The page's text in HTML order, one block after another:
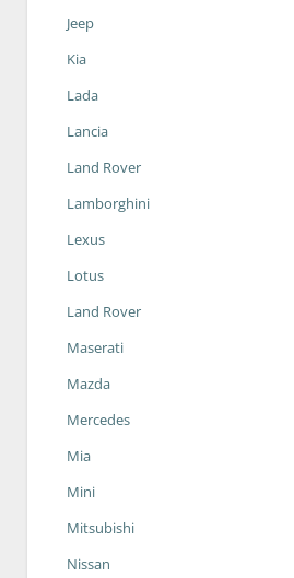
Jeep
Kia
Lada
Lancia
Land Rover
Lamborghini
Lexus
Lotus
Land Rover
Maserati
Mazda
Mercedes
Mia
Mini
Mitsubishi
Nissan